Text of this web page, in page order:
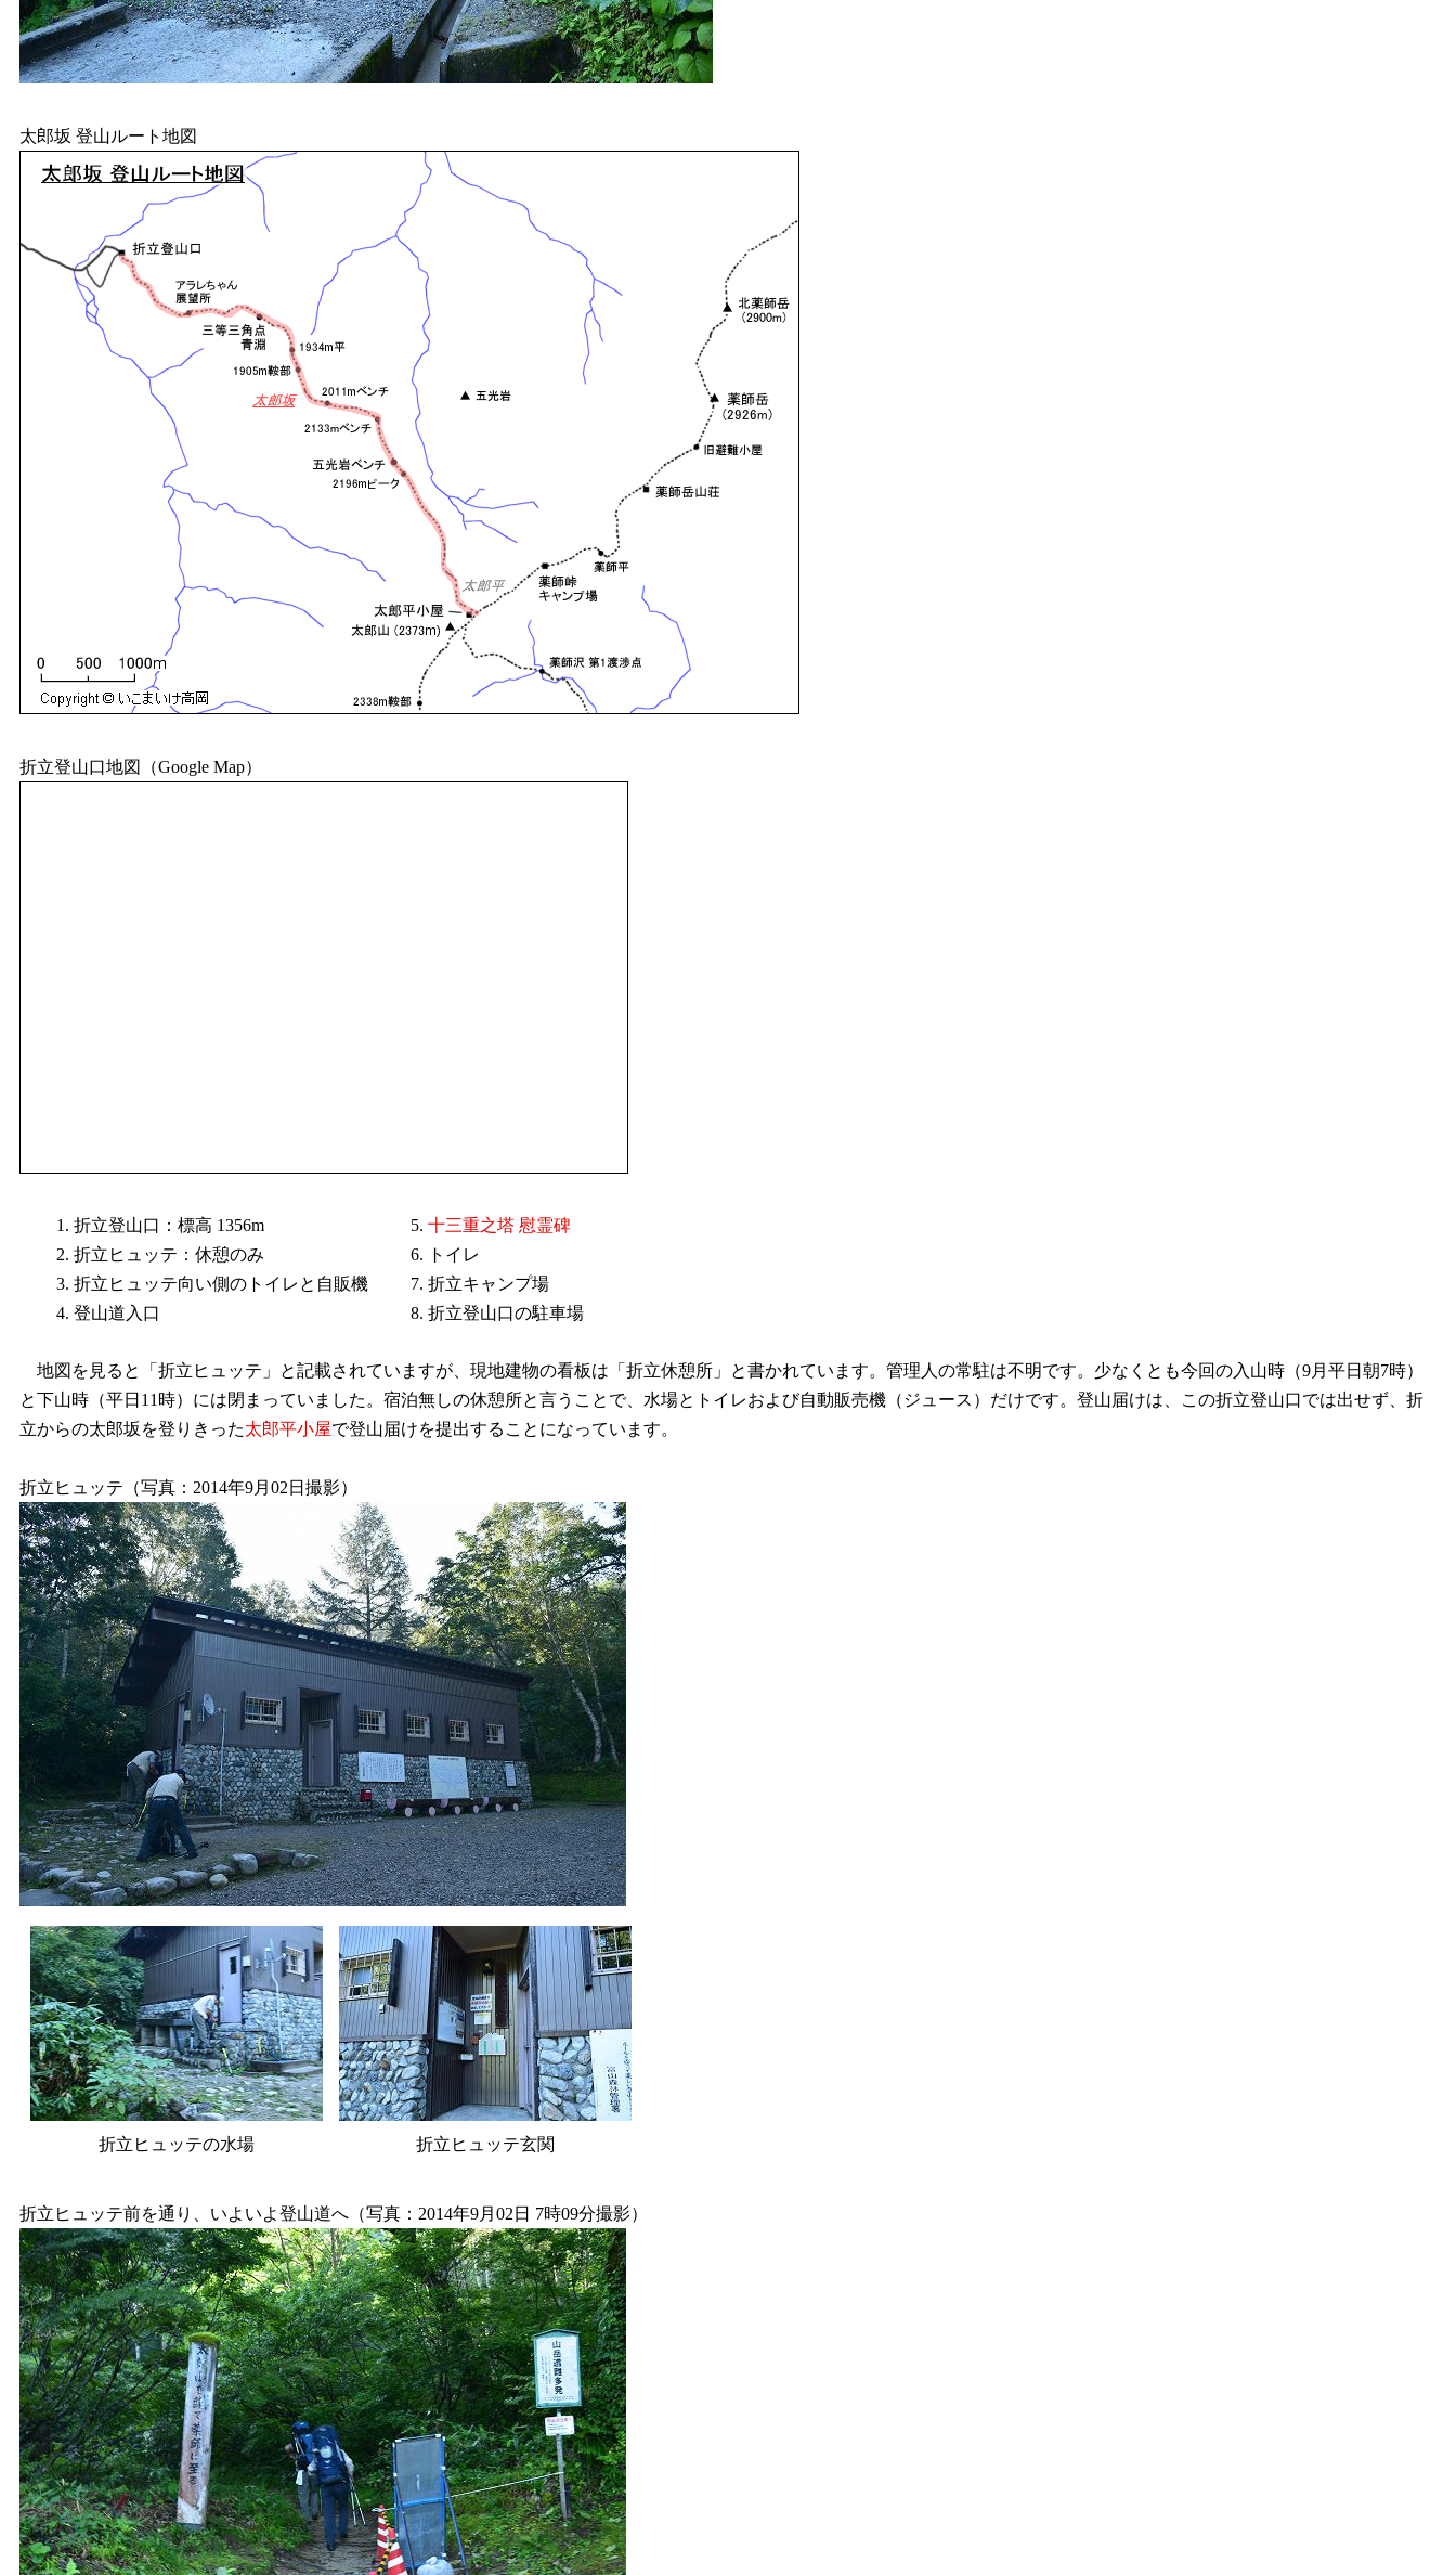
太郎坂 登山ルート地図
折立登山口地図（Google Map）
折立登山口：標高 1356m
折立ヒュッテ：休憩のみ
折立ヒュッテ向い側のトイレと自販機
登山道入口
十三重之塔 慰霊碑
トイレ
折立キャンプ場
折立登山口の駐車場
地図を見ると「折立ヒュッテ」と記載されていますが、現地建物の看板は「折立休憩所」と書かれています。管理人の常駐は不明です。少なくとも今回の入山時（9月平日朝7時）
と下山時（平日11時）には閉まっていました。宿泊無しの休憩所と言うことで、水場とトイレおよび自動販売機（ジュース）だけです。登山届けは、この折立登山口では出せず、折
立からの太郎坂を登りきった太郎平小屋で登山届けを提出することになっています。
折立ヒュッテ（写真：2014年9月02日撮影）
折立ヒュッテの水場 折立ヒュッテ玄関
折立ヒュッテ前を通り、いよいよ登山道へ（写真：2014年9月02日 7時09分撮影）